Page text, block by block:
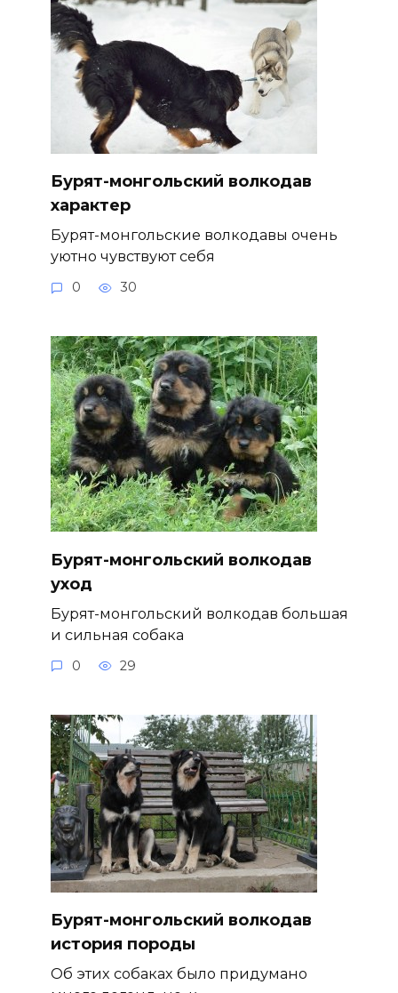
Бурят-монгольский волкодав
характер
Бурят-монгольские волкодавы очень
уютно чувствуют себя
0 30
Бурят-монгольский волкодав
уход
Бурят-монгольский волкодав большая
и сильная собака
0 29
Бурят-монгольский волкодав
история породы
Об этих собаках было придумано